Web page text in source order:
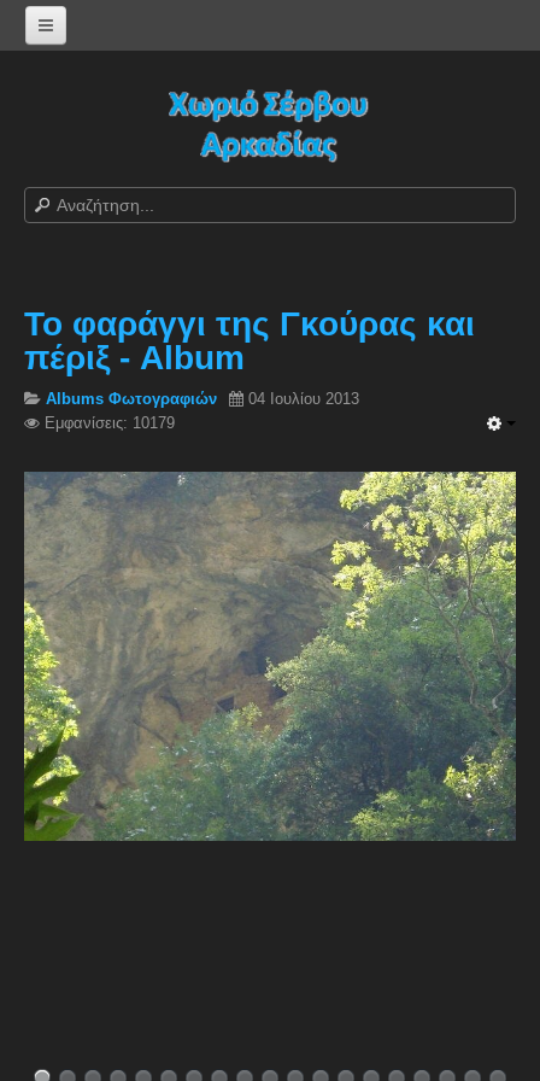
Φόρμα εγγραφής χρήστη
H Ιστοσελίδα μας
Αράπηδες
Αξιοθέατα
Χάρτης ευρύτερης περιοχής
Σέρβου - Δορυφορική Google
Σερβαίοι
Σερβαίοι Συγγραφείς/Λογoτέχνες
Σερβαίοι Καλλιτέχνες
Γραφή Πατριωτών/Συνεργατών
Σερβαίοι Αγωνιστές/Πεσόντες
Σερβαίοι για το Σέρβου
Σύνδεσμος Σερβαίων
Εφημερίδα Αρτοζήνος
Ηλεκτρονική έκδοση Αρτοζήνου
Το φαράγγι της Γκούρας και
πέριξ - Album
Albums Φωτογραφιών
04 Ιουλίου 2013
Εμφανίσεις: 10179